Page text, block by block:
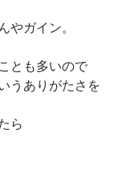
やガイン。
とも多いので
うありがたさを
ら